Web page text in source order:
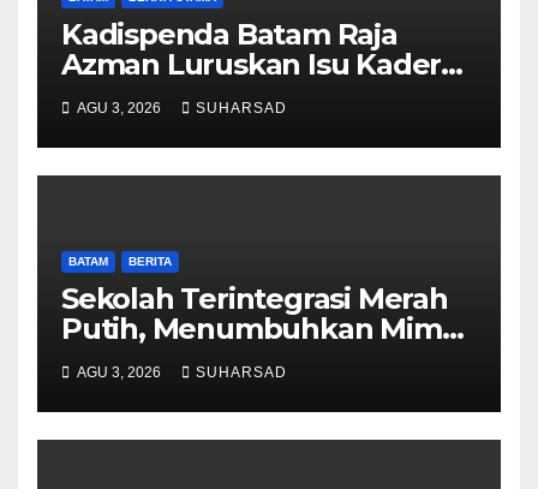
Kadispenda Batam Raja
Azman Luruskan Isu Kader
Pajak RT/RW: Bukan
Petugas Pajak Permanen,
Hanya Pendataan untuk
Digitalisasi hingga 2030
AGU 3, 2026 SUHARSAD
BATAM BERITA
Sekolah Terintegrasi Merah
Putih, Menumbuhkan Mimpi
di Tanah Rempang-Galang
AGU 3, 2026 SUHARSAD